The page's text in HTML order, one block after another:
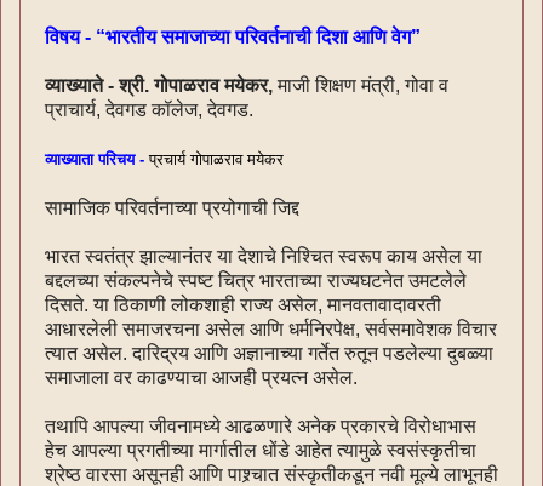
विषय - “भारतीय समाजाच्या परिवर्तनाची दिशा आणि वेग”
व्याख्याते - श्री. गोपाळराव मयेकर,माजी शिक्षण मंत्री, गोवा व
प्राचार्य, देवगड कॉलेज, देवगड.
व्याख्याता परिचय -प्रचार्य गोपाळराव मयेकर
सामाजिक परिवर्तनाच्या प्रयोगाची जिद्द
भारत स्वतंत्र झाल्यानंतर या देशाचे निश्चित स्वरूप काय असेल या
बद्दलच्या संकल्पनेचे स्पष्ट चित्र भारताच्या राज्यघटनेत उमटलेले
दिसते. या ठिकाणी लोकशाही राज्य असेल, मानवतावादावरती
आधारलेली समाजरचना असेल आणि धर्मनिरपेक्ष, सर्वसमावेशक विचार
त्यात असेल. दारिद्रय आणि अज्ञानाच्या गर्तेत रुतून पडलेल्या दुबळ्या
समाजाला वर काढण्याचा आजही प्रयत्न असेल.
तथापि आपल्या जीवनामध्ये आढळणारे अनेक प्रकारचे विरोधाभास
हेच आपल्या प्रगतीच्या मार्गातील धोंडे आहेत त्यामुळे स्वसंस्कृतीचा
श्रेष्ठ वारसा असूनही आणि पाश्र्चात संस्कृतीकडून नवी मूल्ये लाभूनही